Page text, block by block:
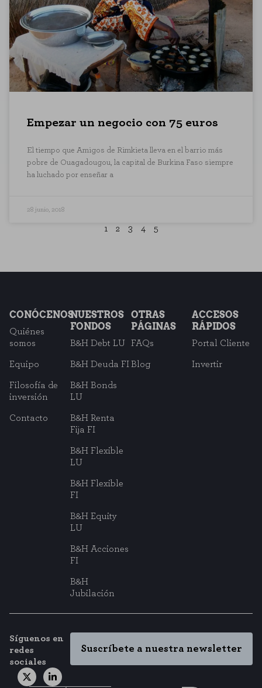
Empezar un negocio con 75 euros
El tiempo que Amigos de Rimkieta lleva en el barrio más
pobre de Ouagadougou, la capital de Burkina Faso siempre
ha luchado por enseñar a
28 junio, 2018
1 2 3 4 5
CONÓCENOS
Quiénes
somos
Equipo
Filosofía de
inversión
Contacto
NUESTROS
FONDOS
B&H Debt LU
B&H Deuda FI
B&H Bonds
LU
B&H Renta
Fija FI
B&H Flexible
LU
B&H Flexible
FI
B&H Equity
LU
B&H Acciones
FI
B&H
Jubilación
OTRAS
PÁGINAS
FAQs
Blog
ACCESOS
RÁPIDOS
Portal Cliente
Invertir
Síguenos en
redes
sociales
Suscríbete a nuestra newsletter